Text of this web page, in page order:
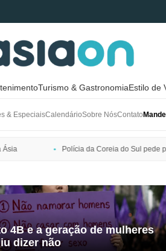
Turismo & GastronomiaEstilo de
& EspeciaisCalendárioSobre NósContato
do Sul pede prisão preventiva de Bang Si-
4B e a geração de mulheres
dizer não